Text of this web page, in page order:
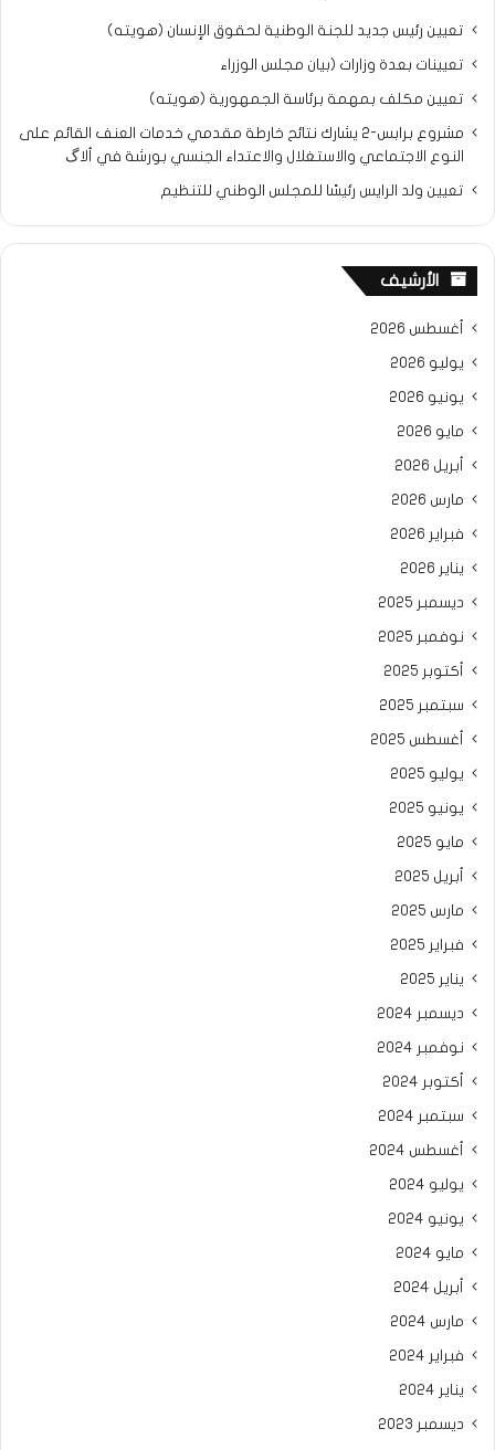
تعيين رئيس جديد للجنة الوطنية لحقوق الإنسان (هويته)
تعيينات بعدة وزارات (بيان مجلس الوزراء
تعيين مكلف بمهمة برئاسة الجمهورية (هويته)
مشروع برابس-2 يشارك نتائح خارطة مقدمي خدمات العنف القائم على
النوع الاجتماعي والاستغلال والاعتداء الجنسي بورشة في ألاگ
تعيين ولد الرايس رئيسًا للمجلس الوطني للتنظيم
الأرشيف
أغسطس 2026
يوليو 2026
يونيو 2026
مايو 2026
أبريل 2026
مارس 2026
فبراير 2026
يناير 2026
ديسمبر 2025
نوفمبر 2025
أكتوبر 2025
سبتمبر 2025
أغسطس 2025
يوليو 2025
يونيو 2025
مايو 2025
أبريل 2025
مارس 2025
فبراير 2025
يناير 2025
ديسمبر 2024
نوفمبر 2024
أكتوبر 2024
سبتمبر 2024
أغسطس 2024
يوليو 2024
يونيو 2024
مايو 2024
أبريل 2024
مارس 2024
فبراير 2024
يناير 2024
ديسمبر 2023